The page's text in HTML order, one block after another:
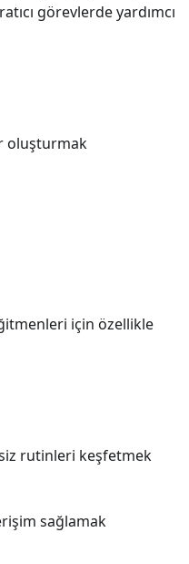
görevlerde yardımcı
oluşturmak
için özellikle
rutinleri keşfetmek
sağlamak